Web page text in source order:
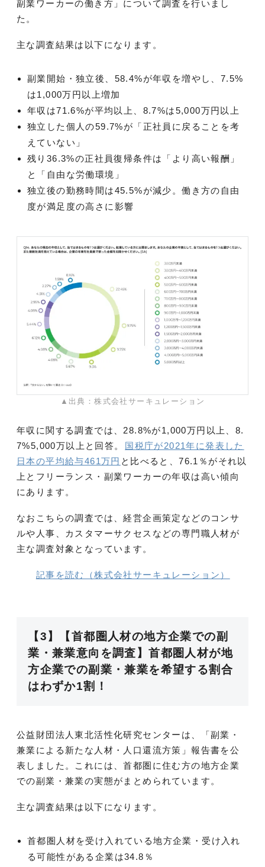
副業ワーカーの働き方」について調査を行いまし
た。
主な調査結果は以下になります。
副業開始・独立後、58.4%が年収を増やし、7.5%
は1,000万円以上増加
年収は71.6%が平均以上、8.7%は5,000万円以上
独立した個人の59.7%が「正社員に戻ることを考
えていない」
残り36.3%の正社員復帰条件は「より高い報酬」
と「自由な労働環境」
独立後の勤務時間は45.5%が減少。働き方の自由
度が満足度の高さに影響
▲出典：株式会社サーキュレーション
年収に関する調査では、28.8%が1,000万円以上、8.
7%5,000万以上と回答。
国税庁が2021年に発表した
日本の平均給与461万円 と比べると、76.1％がそれ以
上とフリーランス・副業ワーカーの年収は高い傾向
にあります。
なおこちらの調査では、経営企画策定などのコンサ
ルや人事、カスタマーサクセスなどの専門職人材が
主な調査対象となっています。
記事を読む（株式会社サーキュレーション）
【3】【首都圏人材の地方企業での副
業・兼業意向を調査】首都圏人材が地
方企業での副業・兼業を希望する割合
はわずか1割！
公益財団法人東北活性化研究センターは、「副業・
兼業による新たな人材・人口還流方策」報告書を公
表しました。これには、首都圏に住む方の地方企業
での副業・兼業の実態がまとめられています。
主な調査結果は以下になります。
首都圏人材を受け入れている地方企業・受け入れ
る可能性がある企業は34.8％